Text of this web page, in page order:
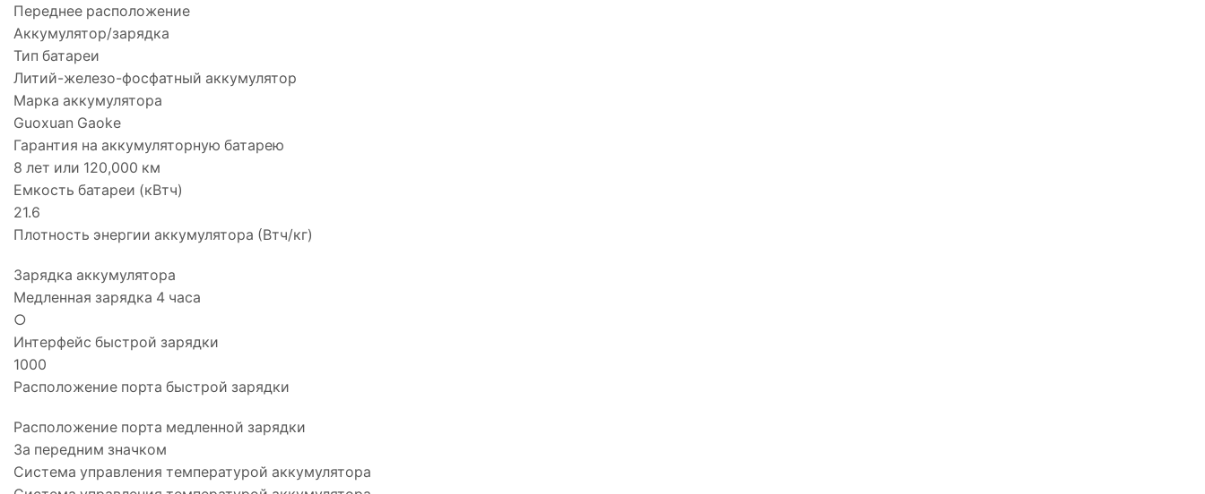
Переднее расположение
Аккумулятор/зарядка
Тип батареи
Литий-железо-фосфатный аккумулятор
Марка аккумулятора
Guoxuan Gaoke
Гарантия на аккумуляторную батарею
8 лет или 120,000 км
Емкость батареи (кВтч)
21.6
Плотность энергии аккумулятора (Втч/кг)
Зарядка аккумулятора
Медленная зарядка 4 часа
○
Интерфейс быстрой зарядки
1000
Расположение порта быстрой зарядки
Расположение порта медленной зарядки
За передним значком
Система управления температурой аккумулятора